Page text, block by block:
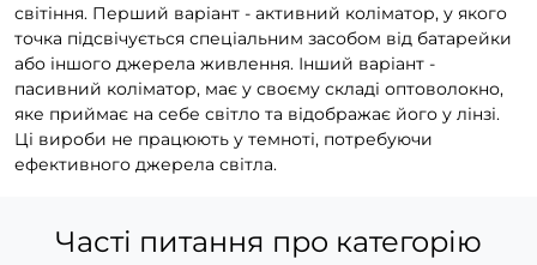
світіння. Перший варіант - активний коліматор, у якого
точка підсвічується спеціальним засобом від батарейки
або іншого джерела живлення. Інший варіант -
пасивний коліматор, має у своєму складі оптоволокно,
яке приймає на себе світло та відображає його у лінзі.
Ці вироби не працюють у темноті, потребуючи
ефективного джерела світла.
Часті питання про категорію